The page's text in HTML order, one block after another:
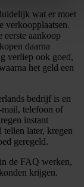
of
te
te bieden
onze
analyse. Deze
met andere
ze hebben
services.
wat er moet
verkoopplaatsen.
eerste aankoop
daarna
verliep ook goed,
het geld een
bedrijf is en
mail, telefoon of
instant
later, kregen
geregeld.
de FAQ werken,
krijgen.